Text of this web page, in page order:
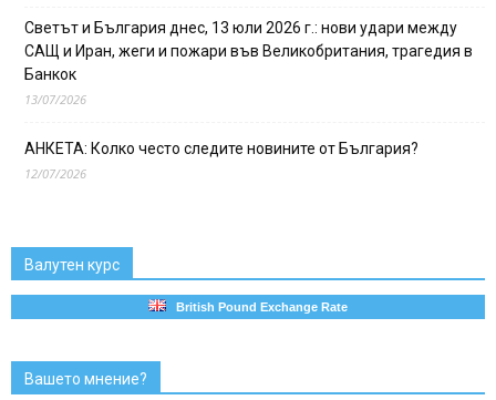
Светът и България днес, 13 юли 2026 г.: нови удари между
САЩ и Иран, жеги и пожари във Великобритания, трагедия в
Банкок
13/07/2026
АНКЕТА: Колко често следите новините от България?
12/07/2026
Валутен курс
British Pound Exchange Rate
Вашето мнение?